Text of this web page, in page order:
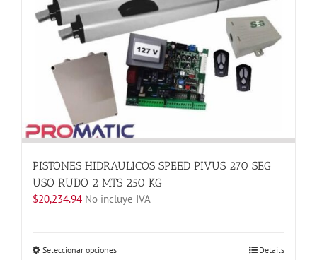
opciones
se
pueden
elegir
en
página
de
producto
PISTONES HIDRAULICOS SPEED PIVUS 270 SEG
USO RUDO 2 MTS 250 KG
$20,234.94 No incluye IVA
Seleccionar opcionesEste
Details